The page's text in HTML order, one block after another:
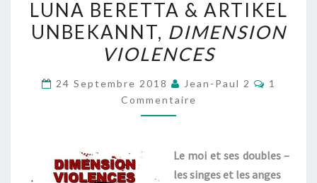
BERETTA
ARTIKEL
DIMENSION
LUNA BERETTA & ARTIKEL
UNBEKANNT, DIMENSION
VIOLENCES
24 Septembre 2018 Jean-Paul 2
1
Commentaire
Le moi et ses doubles –
les singes et les anges